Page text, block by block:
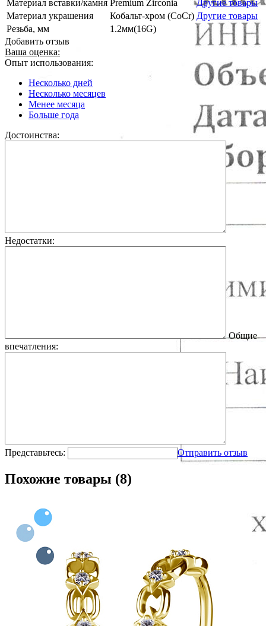
Материал вставки/камня Premium Zirconia
Другие товары
Материал украшения
Кобальт-хром (CoCr) Другие товары
Резьба, мм
1.2мм(16G)
Добавить отзыв
Ваша оценка:
Опыт использования:
Несколько дней
Несколько месяцев
Менее месяца
Больше года
Достоинства:
Недостатки:
Общие
впечатления:
Представьтесь: Отправить отзыв
Похожие товары (8)